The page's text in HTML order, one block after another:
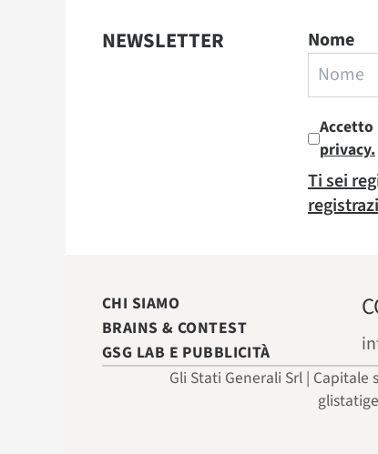
NEWSLETTER Nome
privacy.
Ti sei
CHI SIAMO
BRAINS & CONTEST
GSG LAB E PUBBLICITÀ
Gli Stati Generali Srl | Capitale